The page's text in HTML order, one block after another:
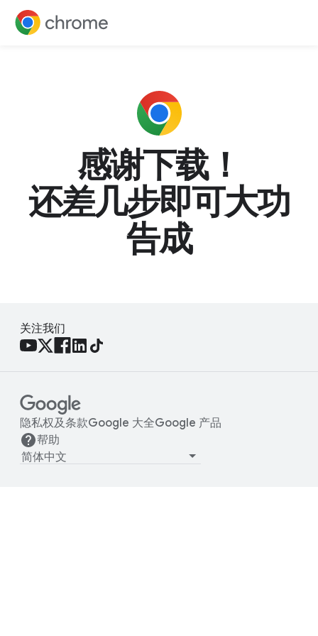
感谢下载！
还差几步即可大功
告成
关注我们
隐私权及条款Google 大全Google 产品
帮助